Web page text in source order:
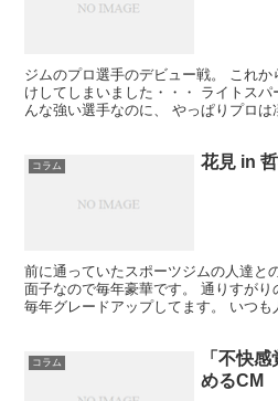
ジムのプロ選手のデビュー戦。 これ
けしてしまいました・・・ ライトス
んな強い選手なのに、 やっぱりプロは
コラム 花見 in
前に通っていたスポーツジムの人達と
面子なので毎年豪華です。 通りすがり
毎年グレードアップしてます。 いつも
コラム
「不快
めるCM